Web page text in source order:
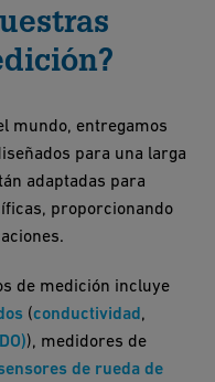
mundo, entregamos
para una larga
adaptadas para
proporcionando
de medición incluye
(conductividad,
), medidores de
de rueda de